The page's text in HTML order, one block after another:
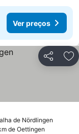
Ver preços
Partilhar
de Nördlingen
de Oettingen